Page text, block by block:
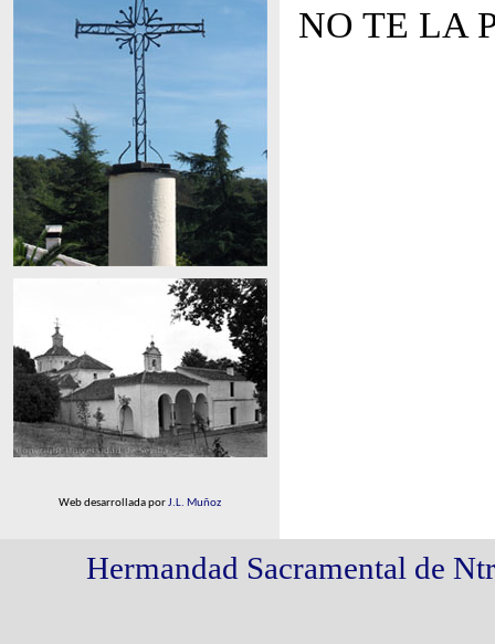
Web desarrollada porJ.L. Muñoz
NO TE LA
Hermandad Sacramental de